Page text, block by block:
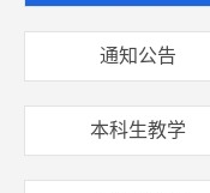
通知公告
本科生教学